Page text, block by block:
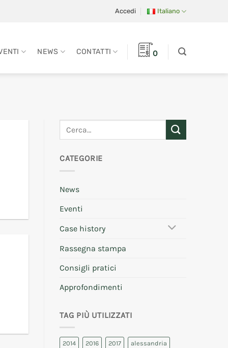
Accedi Italiano
NEWS CONTATTI 0
CATEGORIE
News
Eventi
Case history
Rassegna stampa
Consigli pratici
Approfondimenti
TAG PIÙ UTILIZZATI
2014 2016 2017 alessandria